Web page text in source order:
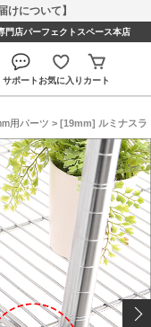
けについて】
門店パーフェクトスペース本店
サポートお気に入り カート
用パーツ > [19mm] ルミナスラ